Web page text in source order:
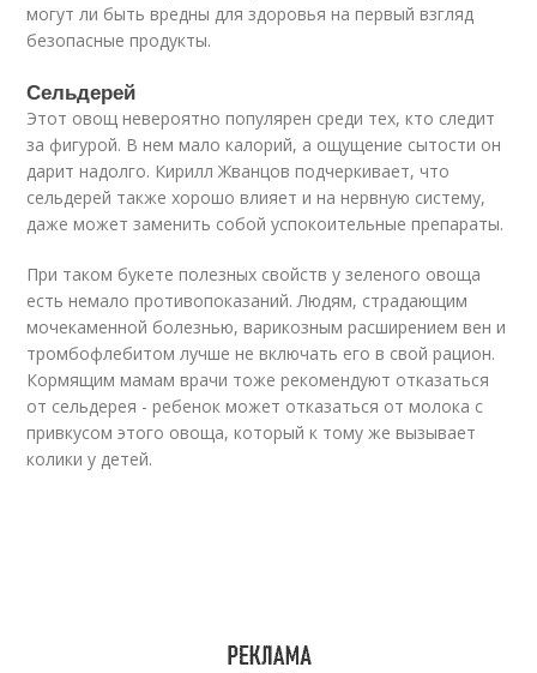
могут ли быть вредны для здоровья на первый взгляд
безопасные продукты.
Сельдерей
Этот овощ невероятно популярен среди тех, кто следит
за фигурой. В нем мало калорий, а ощущение сытости он
дарит надолго. Кирилл Жванцов подчеркивает, что
сельдерей также хорошо влияет и на нервную систему,
даже может заменить собой успокоительные препараты.
При таком букете полезных свойств у зеленого овоща
есть немало противопоказаний. Людям, страдающим
мочекаменной болезнью, варикозным расширением вен и
тромбофлебитом лучше не включать его в свой рацион.
Кормящим мамам врачи тоже рекомендуют отказаться
от сельдерея - ребенок может отказаться от молока с
привкусом этого овоща, который к тому же вызывает
колики у детей.